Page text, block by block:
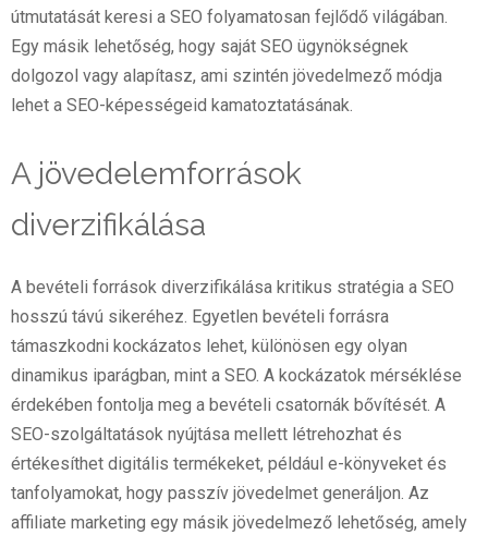
útmutatását keresi a SEO folyamatosan fejlődő világában.
Egy másik lehetőség, hogy saját SEO ügynökségnek
dolgozol vagy alapítasz, ami szintén jövedelmező módja
lehet a SEO-képességeid kamatoztatásának.
A jövedelemforrások
diverzifikálása
A bevételi források diverzifikálása kritikus stratégia a SEO
hosszú távú sikeréhez. Egyetlen bevételi forrásra
támaszkodni kockázatos lehet, különösen egy olyan
dinamikus iparágban, mint a SEO. A kockázatok mérséklése
érdekében fontolja meg a bevételi csatornák bővítését. A
SEO-szolgáltatások nyújtása mellett létrehozhat és
értékesíthet digitális termékeket, például e-könyveket és
tanfolyamokat, hogy passzív jövedelmet generáljon. Az
affiliate marketing egy másik jövedelmező lehetőség, amely